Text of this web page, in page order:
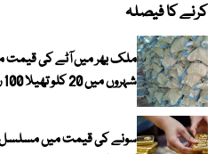
کرنے کا فیصلہ
ملک بھر میں آٹے کی قیمت
شہروں میں 20 کلو تھیلا 100 روپے تک مہنگا
سونے کی قیمت میں مسلسل